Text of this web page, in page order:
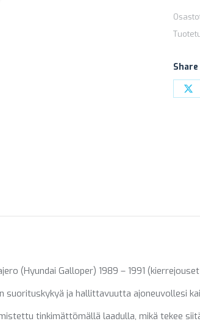
EMU
määrä
(Hyundai Galloper) 1989 – 1991
suorituskykyä ja hallittavuutta ajoneuvollesi
tinkimättömällä laadulla, mikä tekee